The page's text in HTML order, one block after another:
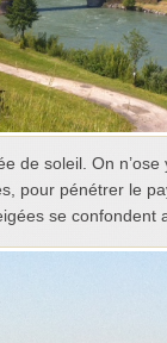
de soleil. On n’ose
pour pénétrer le
se confondent